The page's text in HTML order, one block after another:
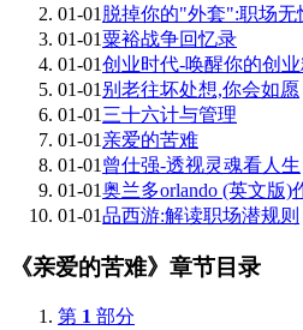
01-01 脱掉你的"外套":职场无
01-01粟裕战争回忆录
01-01创业时代-唤醒你的创
01-01 别老往坏处想,你会如愿
01-01 三十六计与管理
01-01 亲爱的苦难
01-01 曾仕强-透视灵魂看人生
01-01奥兰多orlando (英文版)
01-01品西游:解读职场潜规则
《亲爱的苦难》章节目录
第 1 部分